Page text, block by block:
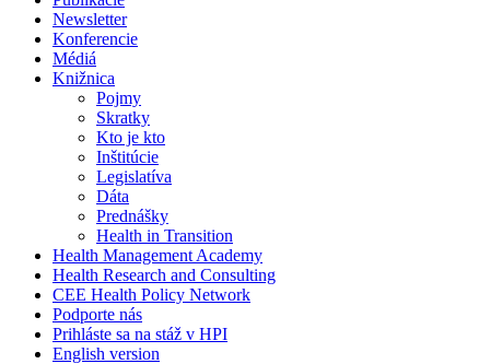
Newsletter
Konferencie
Médiá
Knižnica
Pojmy
Skratky
Kto je kto
Inštitúcie
Legislatíva
Dáta
Prednášky
Health in Transition
Health Management Academy
Health Research and Consulting
CEE Health Policy Network
Podporte nás
Prihláste sa na stáž v HPI
English version